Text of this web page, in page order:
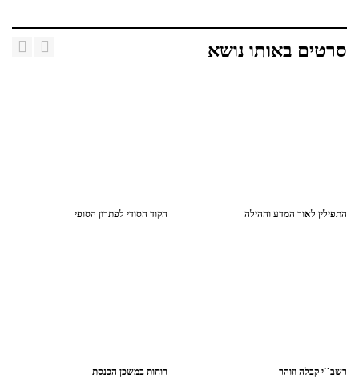
סרטים באותו נושא
התפילין לאור המדע וההילה הקוד הסודי לפתרון הסופי
רשב``י קבלה וזוהר רוחות במשכן הכנסת